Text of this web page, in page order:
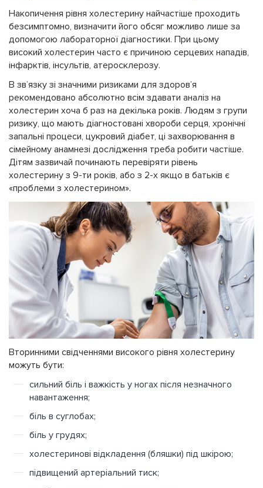
Накопичення рівня холестерину найчастіше проходить
безсимптомно, визначити його обсяг можливо лише за
допомогою лабораторної діагностики. При цьому
високий холестерин часто є причиною серцевих нападів,
інфарктів, інсультів, атеросклерозу.
В зв’язку зі значними ризиками для здоров’я
рекомендовано абсолютно всім здавати аналіз на
холестерин хоча б раз на декілька років. Людям з групи
ризику, що мають діагностовані хвороби серця, хронічні
запальні процеси, цукровий діабет, ці захворювання в
сімейному анамнезі дослідження треба робити частіше.
Дітям зазвичай починають перевіряти рівень
холестерину з 9-ти років, або з 2-х якщо в батьків є
«проблеми з холестерином».
Вторинними свідченнями високого рівня холестерину
можуть бути:
сильний біль і важкість у ногах після незначного
навантаження;
біль в суглобах;
біль у грудях;
холестеринові відкладення (бляшки) під шкірою;
підвищений артеріальний тиск;